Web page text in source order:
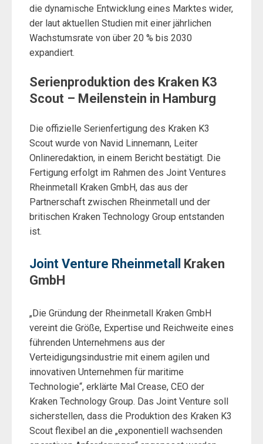
die dynamische Entwicklung eines Marktes wider,
der laut aktuellen Studien mit einer jährlichen
Wachstumsrate von über 20 % bis 2030
expandiert.
Serienproduktion des Kraken K3
Scout – Meilenstein in Hamburg
Die offizielle Serienfertigung des Kraken K3
Scout wurde von Navid Linnemann, Leiter
Onlineredaktion, in einem Bericht bestätigt. Die
Fertigung erfolgt im Rahmen des Joint Ventures
Rheinmetall Kraken GmbH, das aus der
Partnerschaft zwischen Rheinmetall und der
britischen Kraken Technology Group entstanden
ist.
Joint Venture Rheinmetall
Kraken
GmbH
„Die Gründung der Rheinmetall Kraken GmbH
vereint die Größe, Expertise und Reichweite eines
führenden Unternehmens aus der
Verteidigungsindustrie mit einem agilen und
innovativen Unternehmen für maritime
Technologie“, erklärte Mal Crease, CEO der
Kraken Technology Group. Das Joint Venture soll
sicherstellen, dass die Produktion des Kraken K3
Scout flexibel an die „exponentiell wachsenden